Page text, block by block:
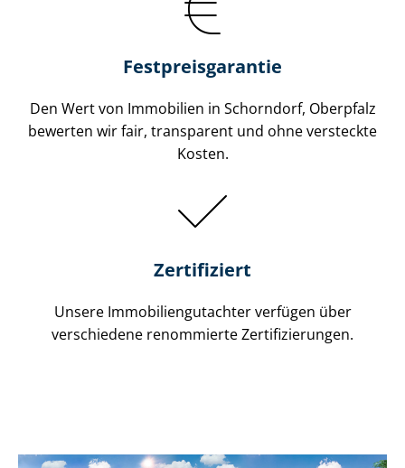
Festpreis​garantie
Den Wert von Immobilien in Schorndorf, Oberpfalz
bewerten wir fair, transparent und ohne versteckte
Kosten.
Zertifiziert
Unsere Immobilien­gutachter verfügen über
verschiedene renommierte Zer­ti­fi­zie­run­gen.